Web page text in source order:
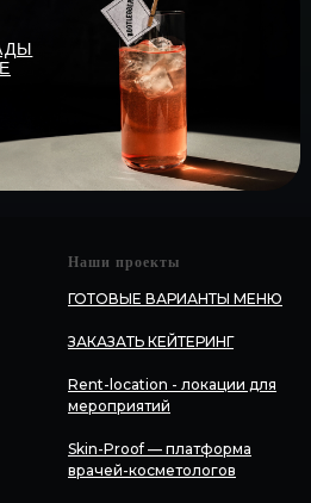
Наши проекты
ГОТОВЫЕ ВАРИАНТЫ МЕНЮ
ЗАКАЗАТЬ КЕЙТЕРИНГ
Rent-location - локации для
мероприятий
Skin-Proof — платформа
врачей-косметологов